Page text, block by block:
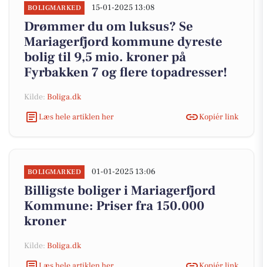
BOLIGMARKED 15-01-2025 13:08
Drømmer du om luksus? Se
Mariagerfjord kommune dyreste
bolig til 9,5 mio. kroner på
Fyrbakken 7 og flere topadresser!
Kilde: Boliga.dk
Læs hele artiklen her
Kopiér link
BOLIGMARKED 01-01-2025 13:06
Billigste boliger i Mariagerfjord
Kommune: Priser fra 150.000
kroner
Kilde: Boliga.dk